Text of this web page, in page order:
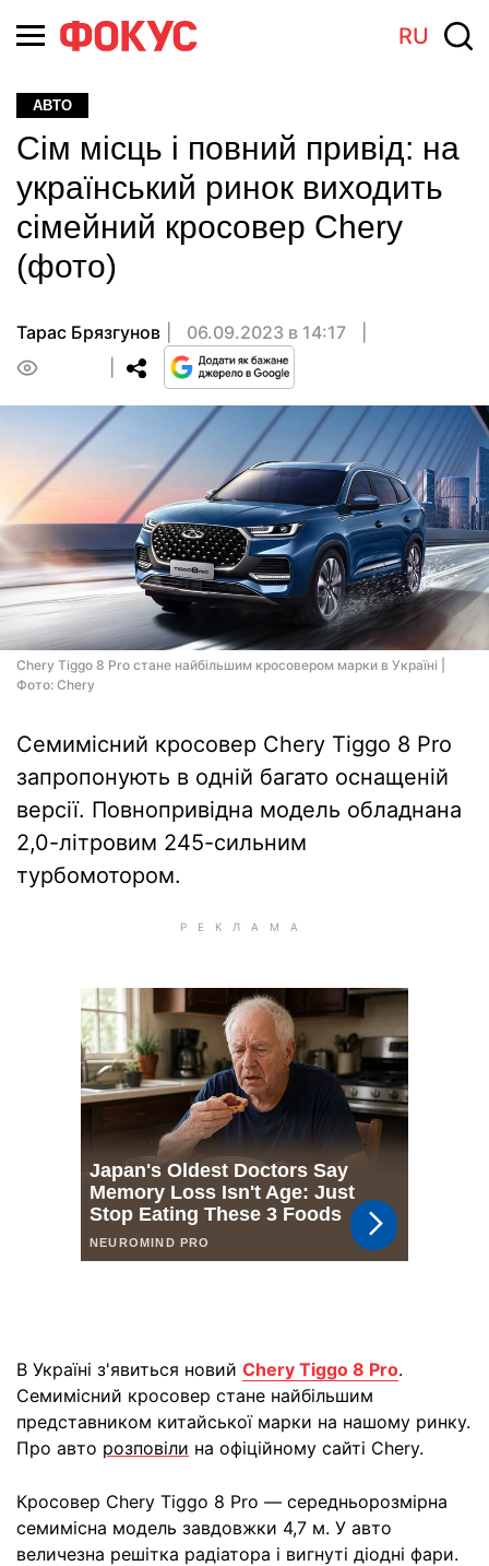
RU
АВТО
Сім місць і повний привід: на
український ринок виходить
сімейний кросовер Chery
(фото)
Тарас Брязгунов
06.09.2023 в 14:17
Chery Tiggo 8 Pro стане найбільшим кросовером марки в Україні |
Фото: Chery
Семимісний кросовер Chery Tiggo 8 Pro
запропонують в одній багато оснащеній
версії. Повнопривідна модель обладнана
2,0-літровим 245-сильним
турбомотором.
В Україні з'явиться новий Chery Tiggo 8 Pro.
Семимісний кросовер стане найбільшим
представником китайської марки на нашому ринку.
Про авто розповіли на офіційному сайті Chery.
Кросовер Chery Tiggo 8 Pro — середньорозмірна
семимісна модель завдовжки 4,7 м. У авто
величезна решітка радіатора і вигнуті діодні фари.